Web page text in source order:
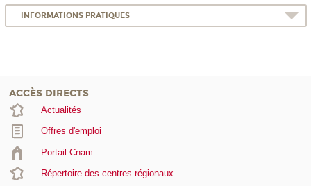
INFORMATIONS PRATIQUES
ACCÈS DIRECTS
Actualités
Offres d'emploi
Portail Cnam
Répertoire des centres régionaux